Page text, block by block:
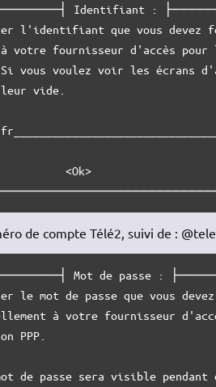
Identifiant :
l'identifiant que vous devez
à votre fournisseur d'accès
Si vous voulez voir les écrans
valeur vide.
<Ok>
de compte Télé2, suivi de :
Mot de passe :
le mot de passe que vous
à votre fournisseur
PPP.
de passe sera visible